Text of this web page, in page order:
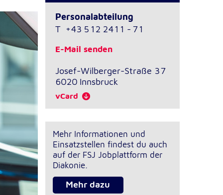
Personalabteilung
T +43 512 2411 - 71
E-Mail senden
Josef-Wilberger-Straße 37
6020 Innsbruck
vCard
Mehr Informationen und
Einsatzstellen findest du auch
auf der FSJ Jobplattform der
Diakonie.
Mehr dazu